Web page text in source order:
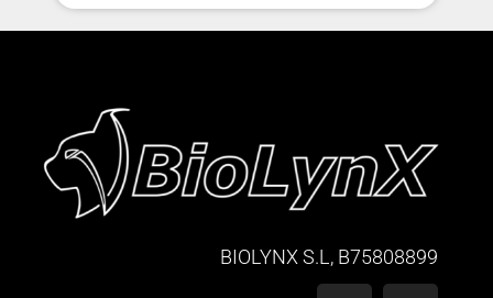
BIOLYNX S.L, B75808899